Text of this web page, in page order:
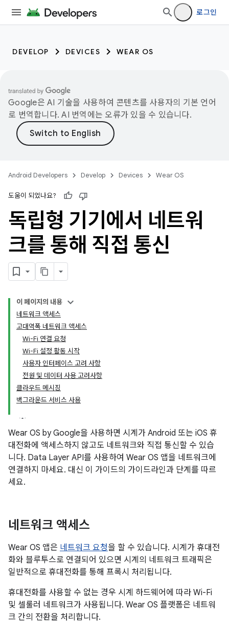
로그인
DEVELOP DEVICES WEAR OS
Google은 AI 기술을 사용하여 콘텐츠를 사용자의 기본 언어
로 번역합니다. AI 번역에는 오류가 있을 수 있습니다.
Android Developers Develop Devices Wear OS
도움이 되었나요?
독립형 기기에서 네트워
크를 통해 직접 통신
이 페이지의 내용
네트워크 액세스
고대역폭 네트워크 액세스
Wi-Fi 연결 요청
Wi-Fi 설정 활동 시작
사용자 인터페이스 고려 사항
전원 및 데이터 사용 고려사항
클라우드 메시징
백그라운드 서비스 사용
Wear OS by Google을 사용하면 시계가 Android 또는 iOS 휴
대전화에 액세스하지 않고도 네트워크와 직접 통신할 수 있습
니다. Data Layer API를 사용하여 Wear OS 앱을 네트워크에
연결하지 마세요. 대신 이 가이드의 가이드라인과 단계를 따르
세요.
네트워크 액세스
Wear OS 앱은 네트워크 요청을 할 수 있습니다. 시계가 휴대전
화와 블루투스로 연결되어 있으면 시계의 네트워크 트래픽은
일반적으로 휴대전화를 통해 프록시 처리됩니다.
휴대전화를 사용할 수 없는 경우 시계 하드웨어에 따라 Wi-Fi
및 셀룰러 네트워크가 사용됩니다. Wear OS 플랫폼은 네트워
크 간의 전환을 처리합니다.